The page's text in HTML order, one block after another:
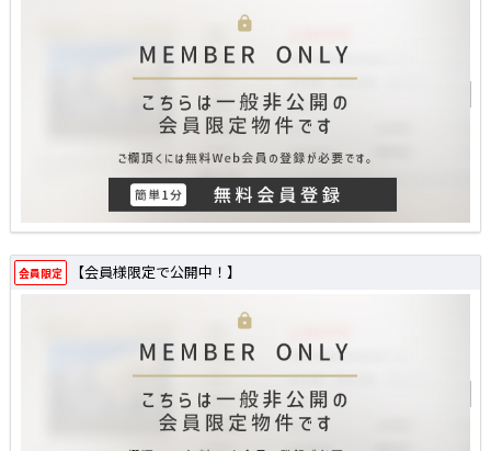
会員限定 【会員様限定で公開中！】